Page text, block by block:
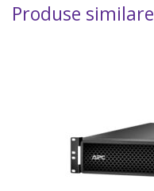
Produse similare